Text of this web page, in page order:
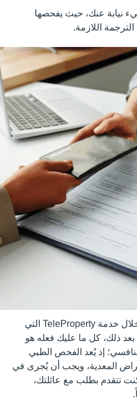
نيابة عنك، حيث يفحصها
اللازمة.
يمكنك أيضاً القيام بكل هذا من خلال خدمة TeleProperty التي
ذلك، كل ما عليك فعله هو
إذ يُعد الفحص الطبي
المعدية، ويجب أن يُجرى في
تتقدم بطلب مع عائلتك،